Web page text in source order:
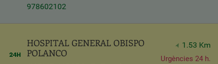
978602102
HOSPITAL GENERAL OBISPO
POLANCO
1.53 Km
Urgències 24 h.